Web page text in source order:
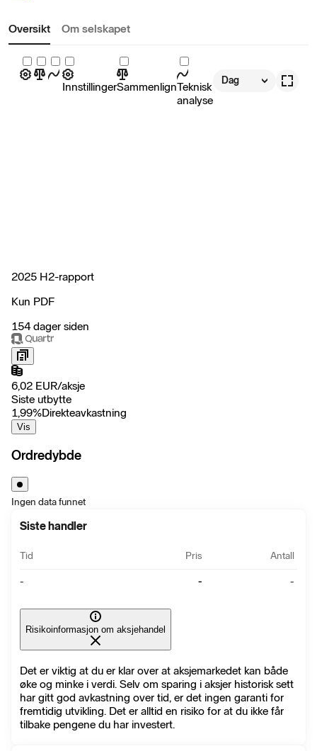
Oversikt Om selskapet
InnstillingerSammenlignTeknisk
analyse
Dag
2025 H2-rapport
Kun PDF
154 dager siden
6,02 EUR/aksje
Siste utbytte
1,99%Direkteavkastning
Vis
Ordredybde
Ingen data funnet
Siste handler
Tid Pris Antall
- - -
Risikoinformasjon om aksjehandel
Det er viktig at du er klar over at aksjemarkedet kan både
øke og minke i verdi. Selv om sparing i aksjer historisk sett
har gitt god avkastning over tid, er det ingen garanti for
fremtidig utvikling. Det er alltid en risiko for at du ikke får
tilbake pengene du har investert.